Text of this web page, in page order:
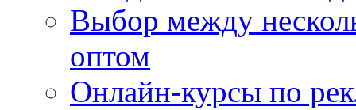
Выбор между
оптом
Онлайн-курсы по